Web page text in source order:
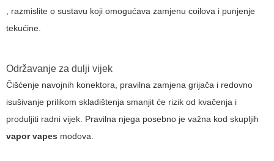
, razmislite o sustavu koji omogućava zamjenu coilova i punjenje
tekućine.
Održavanje za dulji vijek
Čišćenje navojnih konektora, pravilna zamjena grijača i redovno
isušivanje prilikom skladištenja smanjit će rizik od kvačenja i
produljiti radni vijek. Pravilna njega posebno je važna kod skupljih
vapor vapes modova.